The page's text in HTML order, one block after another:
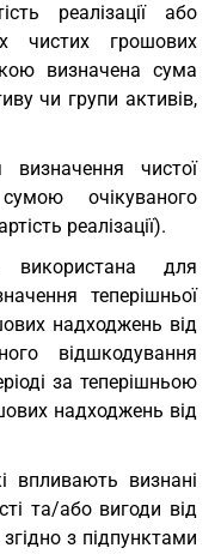
реалізації або
чистих грошових
визначена сума
чи групи активів,
чистої
очікуваного
реалізації).
для
теперішньої
надходжень від
відшкодування
за теперішньою
надходжень від
впливають визнані
та/або вигоди від
з підпунктами